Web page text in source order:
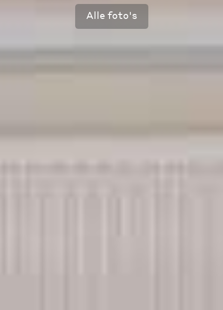
Alle foto's